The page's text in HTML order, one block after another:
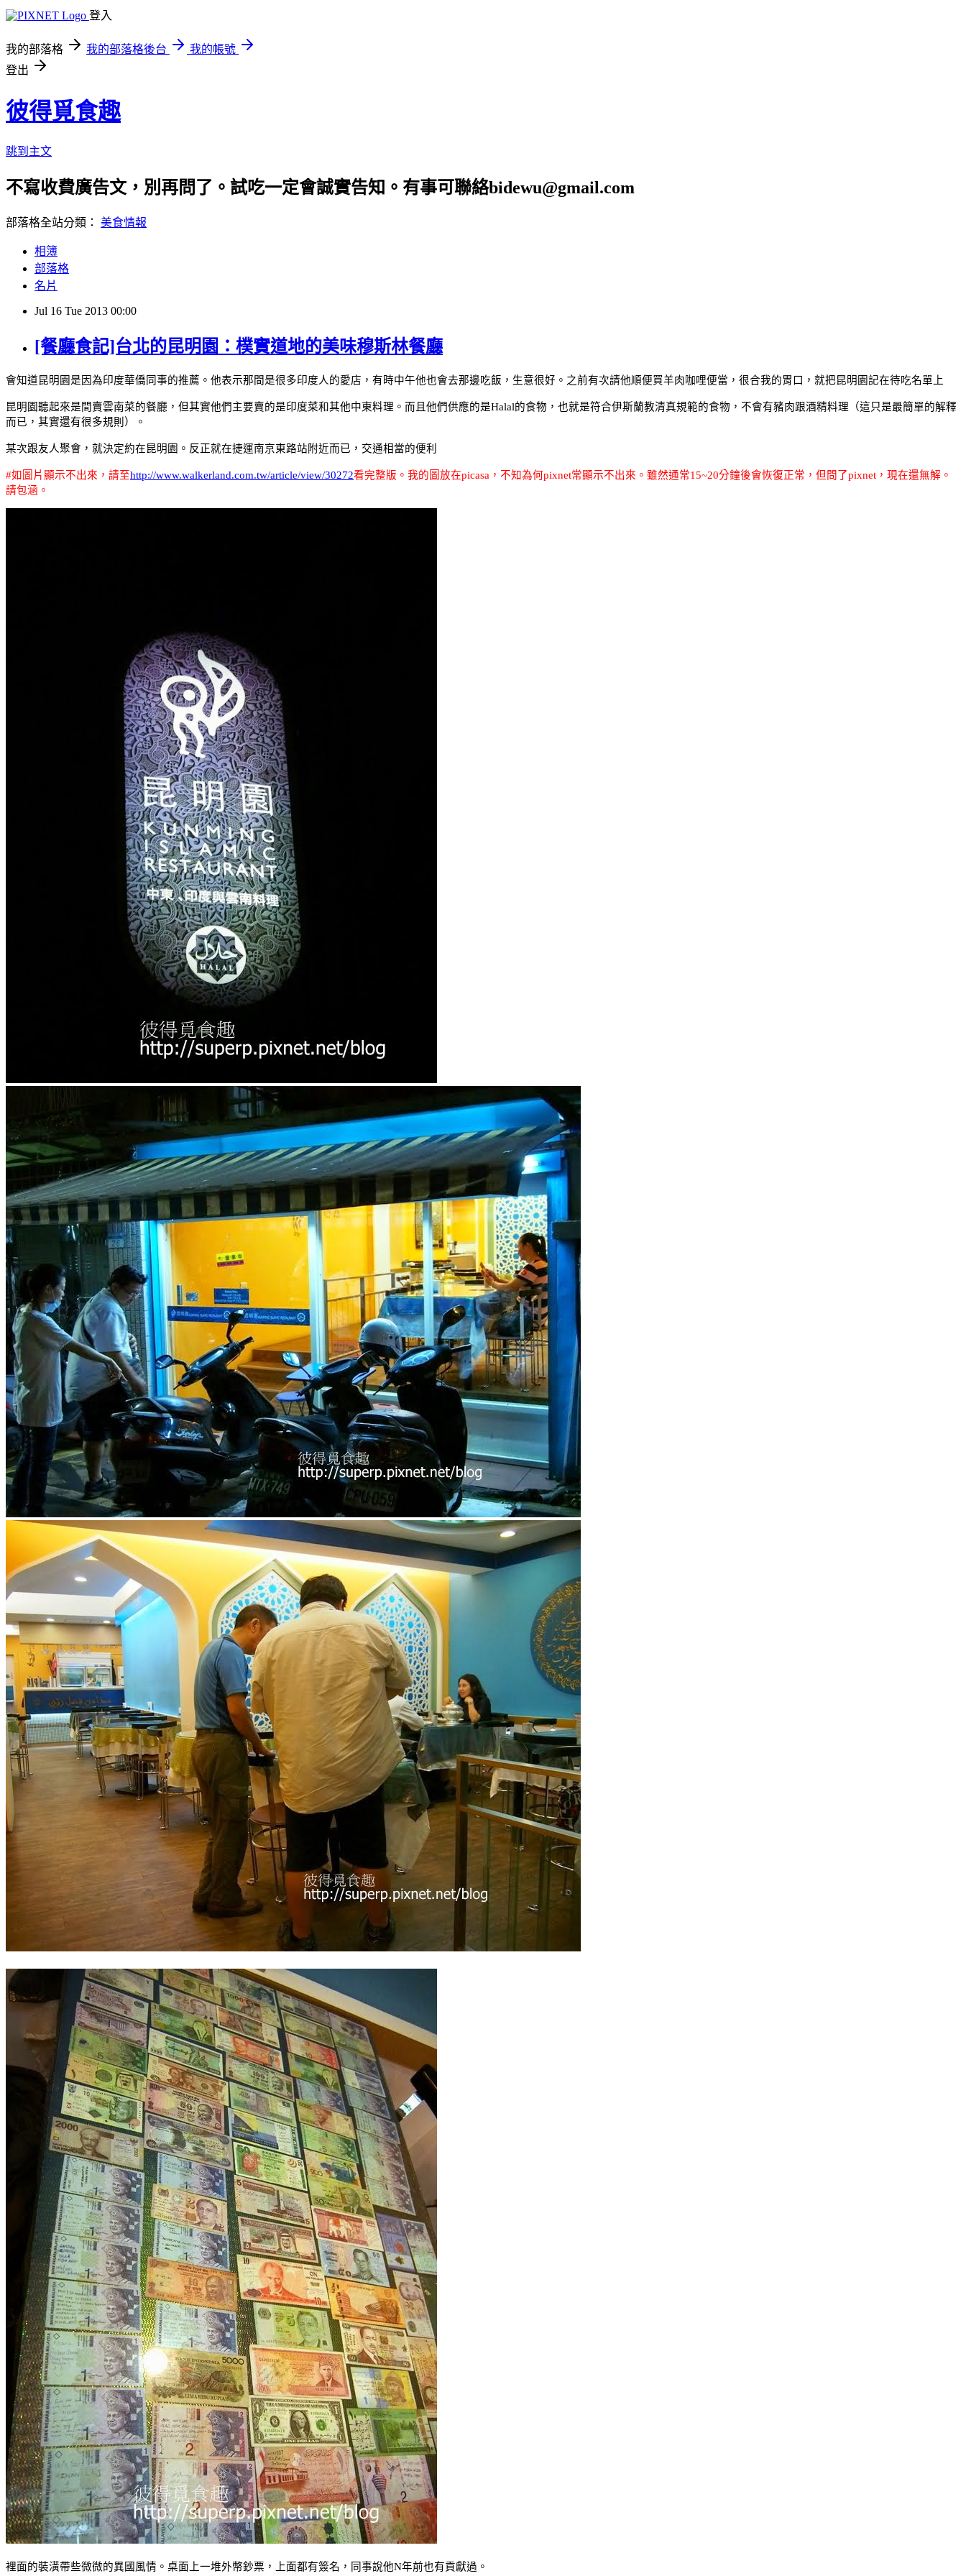
登入
我的部落格 我的部落格後台
我的帳號
登出
彼得覓食趣
跳到主文
不寫收費廣告文，別再問了。試吃一定會誠實告知。有事可聯絡bidewu@gmail.com
部落格全站分類： 美食情報
相簿
部落格
名片
Jul 16 Tue 2013 00:00
[餐廳食記]台北的昆明園：樸實道地的美味穆斯林餐廳
會知道昆明園是因為印度華僑同事的推薦。他表示那間是很多印度人的愛店，有時中午他也會去那邊吃飯，生意很好。之前有次請他順便買羊肉咖哩便當，很合我的胃口，就把昆明園記在待吃名單上
昆明園聽起來是間賣雲南菜的餐廳，但其實他們主要賣的是印度菜和其他中東料理。而且他們供應的是Halal的食物，也就是符合伊斯蘭教清真規範的食物，不會有豬肉跟酒精料理（這只是最簡單的解釋
而已，其實還有很多規則）。
某次跟友人聚會，就決定約在昆明園。反正就在捷運南京東路站附近而已，交通相當的便利
#如圖片顯示不出來，請至http://www.walkerland.com.tw/article/view/30272看完整版。我的圖放在picasa ，不知為何pixnet常顯示不出來。雖然通常15~20分鐘後會恢復正常，但問了pixnet ，現在還無解。
請包涵。
裡面的裝潢帶些微微的異國風情。桌面上一堆外幣鈔票，上面都有簽名，同事說他N年前也有貢獻過。